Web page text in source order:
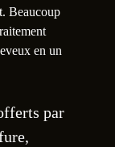
Beaucoup
en un
par